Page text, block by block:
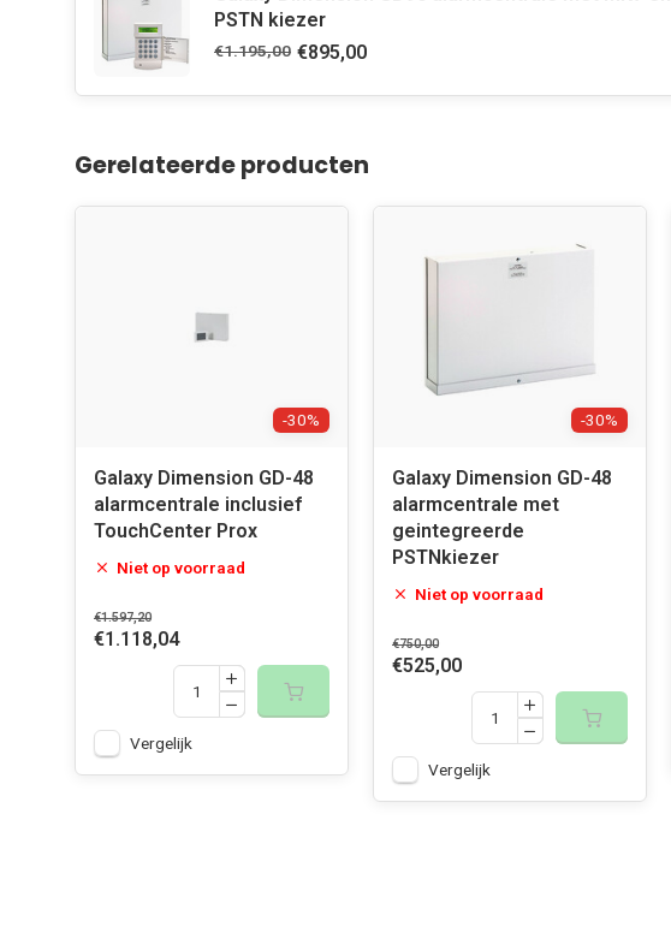
PSTN kiezer
€1.195,00 €895,00
Gerelateerde producten
-30%
Galaxy Dimension GD-48
alarmcentrale inclusief
TouchCenter Prox
Niet op voorraad
€1.597,20
€1.118,04
Vergelijk
-30%
Galaxy Dimension GD-48
alarmcentrale met
geintegreerde
PSTNkiezer
Niet op voorraad
€750,00
€525,00
Vergelijk